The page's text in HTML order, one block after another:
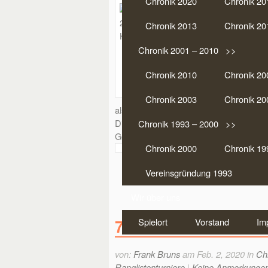
Chronik 2013
Chronik
Chronik 2001 – 2010 >>
Chronik 2010
Chronik
Chronik 2003
Chronik
Chronik 1993 – 2000 >>
Chronik 2000
Chronik
Vereinsgründung 1993
Spielort
Vorstand
Die
Deutsche
Aus
9. Manfred
als 19. gute Nachrückerschancen.
Die weiteren Plätze: 40. Markus
Gesamtergebnis Regio-West 2025:
7. Niederrhein-
von: Frank Brunsam Feb. 2, 2020 in